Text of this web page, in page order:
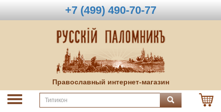
+7 (499) 490-70-77
Православный интернет-магазин